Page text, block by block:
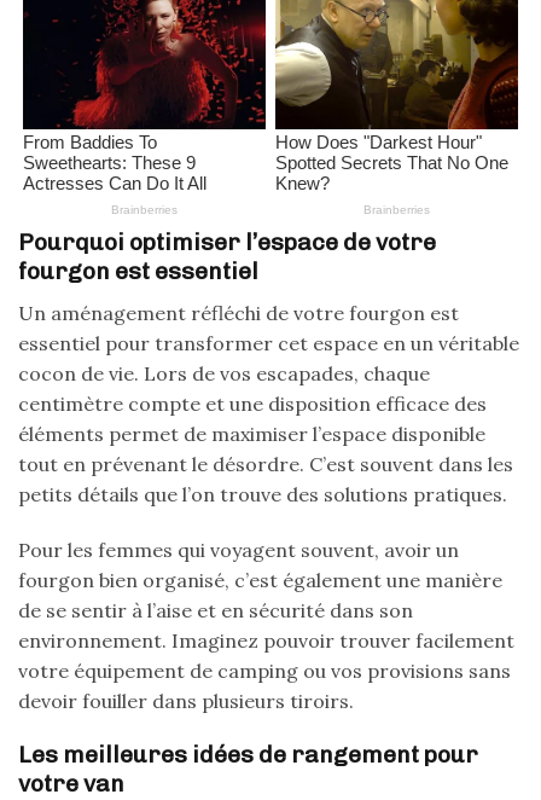
Pourquoi optimiser l’espace de votre
fourgon est essentiel
Un aménagement réfléchi de votre fourgon est
essentiel pour transformer cet espace en un véritable
cocon de vie. Lors de vos escapades, chaque
centimètre compte et une disposition efficace des
éléments permet de maximiser l’espace disponible
tout en prévenant le désordre. C’est souvent dans les
petits détails que l’on trouve des solutions pratiques.
Pour les femmes qui voyagent souvent, avoir un
fourgon bien organisé, c’est également une manière
de se sentir à l’aise et en sécurité dans son
environnement. Imaginez pouvoir trouver facilement
votre équipement de camping ou vos provisions sans
devoir fouiller dans plusieurs tiroirs.
Les meilleures idées de rangement pour
votre van